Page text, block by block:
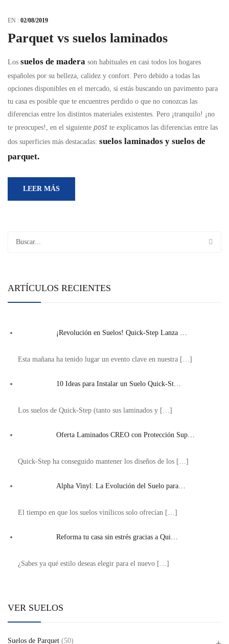
EN : 02/08/2019
Parquet vs suelos laminados
Los suelos de madera son habituales en casi todos los hogares
españoles por su belleza, calidez y confort. Pero debido a todas las
opciones disponibles en el mercado, si estás buscando un pavimento para
tu casa es posible que te encuentres perdido o que no conozcas las
diferencias entre los distintos materiales existentes. Pero ¡tranquilo! ¡no
te preocupes!, en el siguiente post te explicamos las diferencias entre las
dos superficies más destacadas: suelos laminados y suelos de
parquet.
LEER MÁS
ARTÍCULOS RECIENTES
¡Revolución en Suelos! Quick-Step Lanza …
Esta mañana ha tenido lugar un evento clave en nuestra […]
10 Ideas para Instalar un Suelo Quick-St…
Los suelos de Quick-Step (tanto sus laminados y […]
Oferta Laminados CREO con Protección Sup…
Quick-Step ha conseguido mantener los diseños de los […]
Alpha Vinyl: La Evolución del Suelo para…
El tiempo en que los suelos vinílicos solo ofrecían […]
Reforma tu casa sin estrés gracias a Qui…
¿Sabes ya qué estilo deseas elegir para el nuevo […]
VER SUELOS
Suelos de Parquet (50)